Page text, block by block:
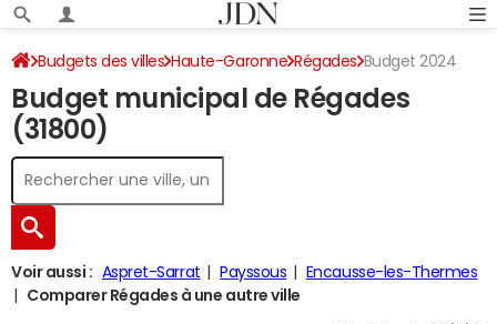
Budgets des villes Haute-Garonne Régades Budget 2024
Budget municipal de Régades
(31800)
Voir aussi : Aspret-Sarrat Payssous
Encausse-les-Thermes
Comparer Régades à une autre ville